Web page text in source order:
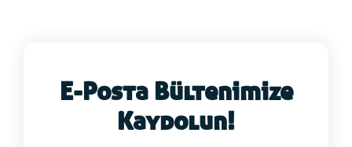
E-Posta Bültenimize
Kaydolun!